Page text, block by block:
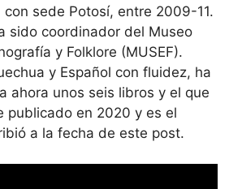
con sede Potosí, entre 2009-11.
sido coordinador del Museo
y Folklore (MUSEF).
y Español con fluidez, ha
ahora unos seis libros y el que
publicado en 2020 y es el
a la fecha de este post.